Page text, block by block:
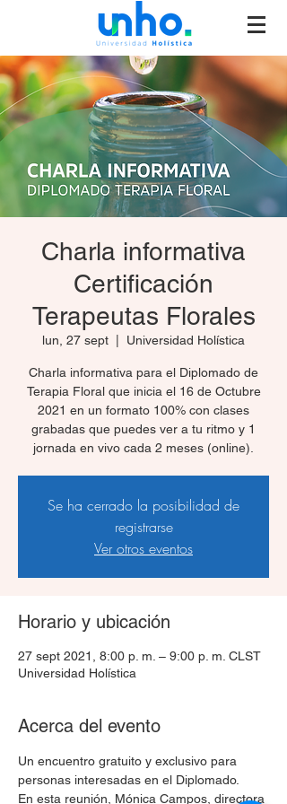
Charla informativa
Certificación
Terapeutas Florales
lun, 27 sept Universidad Holística
Charla informativa para el Diplomado de
Terapia Floral que inicia el 16 de Octubre
2021 en un formato 100% con clases
grabadas que puedes ver a tu ritmo y 1
jornada en vivo cada 2 meses (online).
Se ha cerrado la posibilidad de
registrarse
Ver otros eventos
Horario y ubicación
27 sept 2021, 8:00 p. m. – 9:00 p. m. CLST
Universidad Holística
Acerca del evento
Un encuentro gratuito y exclusivo para
personas interesadas en el Diplomado.
En esta reunión, Mónica Campos, directora